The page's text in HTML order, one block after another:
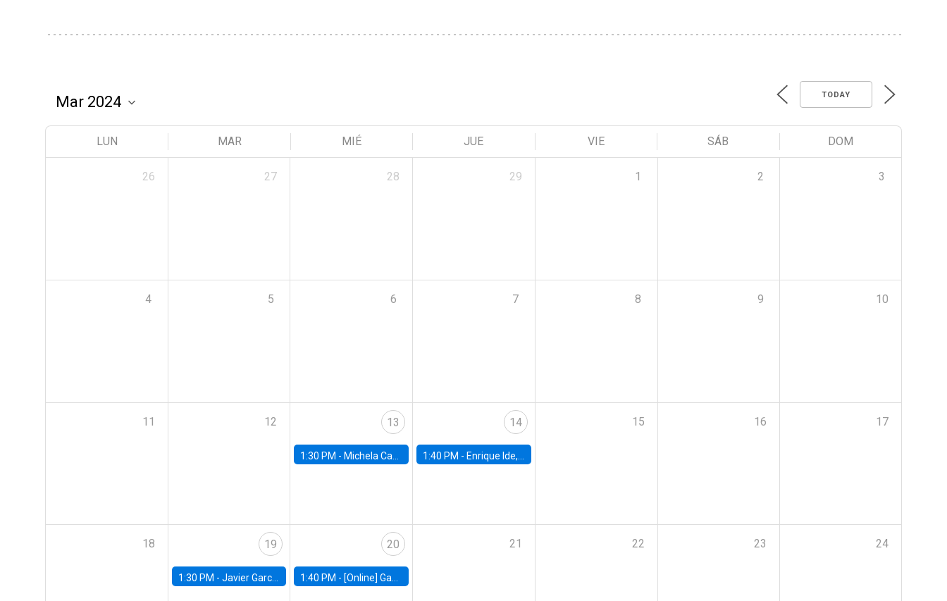
TODAY
LUN MAR MIÉ JUE VIE SÁB DOM
26 27 28 29 1 2 3
4 5 6 7 8 9 10
11 12 13
1:30 PM - Michela Carlana, Harvard Kennedy School
14
1:40 PM - Enrique Ide, IESE
15 16 17
18 19
1:30 PM - Javier Garcia Cicco, Universidad de San Andres
20
1:40 PM - [Online] Gabriel Englander, World Bank
21 22 23 24